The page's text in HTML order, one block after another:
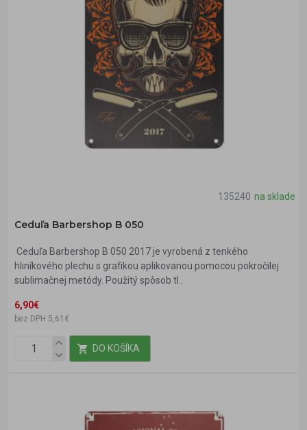
135240 na sklade
Ceduľa Barbershop B 050
Ceduľa Barbershop B 050 2017 je vyrobená z tenkého
hliníkového plechu s grafikou aplikovanou pomocou pokročilej
sublimačnej metódy. Použitý spôsob tl..
6,90€
bez DPH:5,61€
DO KOŠÍKA